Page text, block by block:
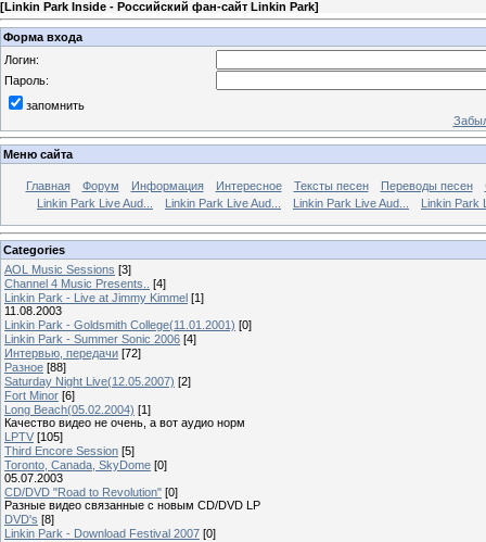
[Linkin Park Inside - Российский фан-сайт Linkin Park]
Форма входа
Логин:
Пароль:
запомнить
Меню сайта
Главная Форум Информация Интересное Тексты песен Переводы песен
Linkin Park Live Aud...
Linkin Park Live Aud... Linkin Park Live Aud... Linkin Park
Categories
AOL Music Sessions [3]
Channel 4 Music Presents..
[4]
Linkin Park - Live at Jimmy Kimmel [1]
11.08.2003
Linkin Park - Goldsmith College(11.01.2001) [0]
Linkin Park - Summer Sonic 2006 [4]
Интервью, передачи [72]
Разное [88]
Saturday Night Live(12.05.2007) [2]
Fort Minor [6]
Long Beach(05.02.2004) [1]
Качество видео не очень, а вот аудио норм
LPTV [105]
Third Encore Session [5]
Toronto, Canada, SkyDome [0]
05.07.2003
CD/DVD "Road to Revolution" [0]
Разные видео связанные с новым CD/DVD LP
DVD's [8]
Linkin Park - Download Festival 2007 [0]